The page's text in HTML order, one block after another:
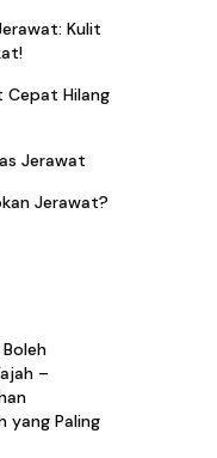
Kulit
Cepat Hilang
Jerawat
Jerawat?
–
yang Paling